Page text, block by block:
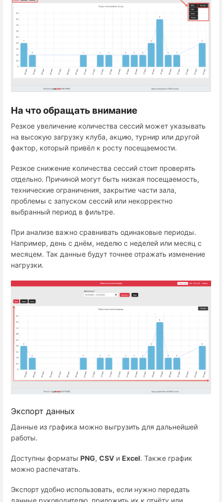
На что обращать внимание
Резкое увеличение количества сессий может указывать
на высокую загрузку клуба, акцию, турнир или другой
фактор, который привёл к росту посещаемости.
Резкое снижение количества сессий стоит проверять
отдельно. Причиной могут быть низкая посещаемость,
технические ограничения, закрытие части зала,
проблемы с запуском сессий или некорректно
выбранный период в фильтре.
При анализе важно сравнивать одинаковые периоды.
Например, день с днём, неделю с неделей или месяц с
месяцем. Так данные будут точнее отражать изменение
нагрузки.
Экспорт данных
Данные из графика можно выгрузить для дальнейшей
работы.
Доступны форматы PNG, CSV и Excel. Также график
можно распечатать.
Экспорт удобно использовать, если нужно передать